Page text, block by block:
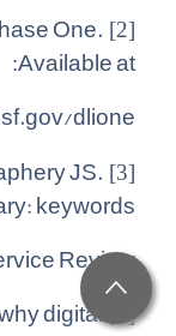
[2]
One.
Available at
:
dlione
[3]
JS.
keywords
Review
[4]
digital